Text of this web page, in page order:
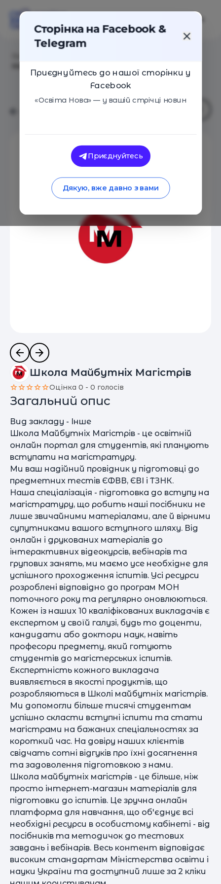
Школа Майбутніх Магістрів
Оцінка 0 - 0 голосів
Загальний опис
Вид закладу - Інше
Школа Майбутніх Магістрів - це освітній
онлайн портал для студентів, які планують
вступати на магістратуру.
Ми ваш надійний провідник у підготовці до
предметних тестів ЄФВВ, ЄВІ і ТЗНК.
Наша спеціалізація - підготовка до вступу на
магістратуру, що робить наші посібники не
лише звичайними матеріалами, але й вірними
супутниками вашого вступного шляху. Від
онлайн і друкованих матеріалів до
інтерактивних відеокурсів, вебінарів та
групових занять, ми маємо усе необхідне для
успішного проходження іспитів. Усі ресурси
розроблені відповідно до програм МОН
поточного року та регулярно оновлюються.
Кожен із наших 10 кваліфікованих викладачів є
експертом у своїй галузі, будь то доценти,
кандидати або доктори наук, навіть
професори предмету, який готують
студентів до магістерських іспитів.
Експертність кожного викладача
виявляється в якості продуктів, що
розробляються в Школі майбутніх магістрів.
Ми допомогли більше тисячі студентам
успішно скласти вступні іспити та стати
магістрами на бажаних спеціальностях за
короткий час. На довіру наших клієнтів
свідчать сотні відгуків про їхні досягнення
та задоволення підготовкою з нами.
Школа майбутніх магістрів - це більше, ніж
просто інтернет-магазин матеріалів для
підготовки до іспитів. Це зручна онлайн
платформа для навчання, що об'єднує всі
необхідні ресурси в особистому кабінеті - від
посібників та методичок до тестових
завдань і вебінарів. Весь контент відповідає
високим стандартам Міністерства освіти і
науки України та доступний лише за 2 кліки
Сторінка на Facebook &
Telegram
Приєднуйтесь до нашої сторінки у
Facebook
«Освіта Нова» — у вашій стрічці новин
Приєднуйтесь
Дякую, вже давно з вами